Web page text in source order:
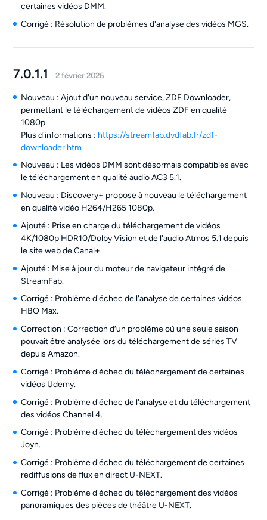
certaines vidéos DMM.
Corrigé : Résolution de problèmes d'analyse des vidéos MGS.
7.0.1.1 2 février 2026
Nouveau : Ajout d'un nouveau service, ZDF Downloader,
permettant le téléchargement de vidéos ZDF en qualité
1080p.
Plus d'informations : https://streamfab.dvdfab.fr/zdf-
downloader.htm
Nouveau : Les vidéos DMM sont désormais compatibles avec
le téléchargement en qualité audio AC3 5.1.
Nouveau : Discovery+ propose à nouveau le téléchargement
en qualité vidéo H264/H265 1080p.
Ajouté : Prise en charge du téléchargement de vidéos
4K/1080p HDR10/Dolby Vision et de l'audio Atmos 5.1 depuis
le site web de Canal+.
Ajouté : Mise à jour du moteur de navigateur intégré de
StreamFab.
Corrigé : Problème d'échec de l'analyse de certaines vidéos
HBO Max.
Correction : Correction d’un problème où une seule saison
pouvait être analysée lors du téléchargement de séries TV
depuis Amazon.
Corrigé : Problème d'échec du téléchargement de certaines
vidéos Udemy.
Corrigé : Problème d'échec de l'analyse et du téléchargement
des vidéos Channel 4.
Corrigé : Problème d'échec du téléchargement des vidéos
Joyn.
Corrigé : Problème d'échec du téléchargement de certaines
rediffusions de flux en direct U-NEXT.
Corrigé : Problème d'échec du téléchargement des vidéos
panoramiques des pièces de théâtre U-NEXT.